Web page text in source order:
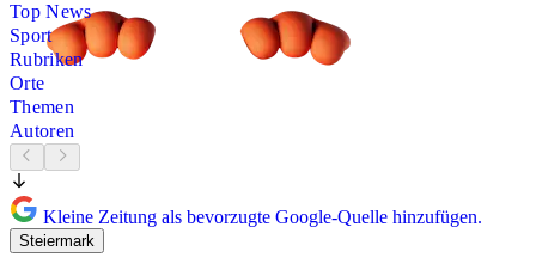
Top News
Sport
Rubriken
Orte
Themen
Autoren
Kleine Zeitung als bevorzugte Google-Quelle hinzufügen.
Steiermark